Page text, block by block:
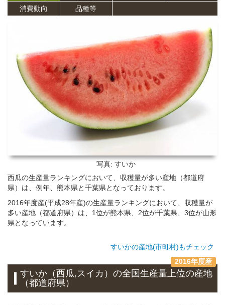
消費動向 品種等
写真: すいか
西瓜の生産量ランキングにおいて、収穫量が多い産地（都道府
県）は、例年、熊本県と千葉県となっております。
2016年度産(平成28年産)の生産量ランキングにおいて、収穫量が
多い産地（都道府県）は、1位が熊本県、2位が千葉県、3位が山形
県となっています。
すいかの産地(市町村)もチェック
2016年度産
すいか（西瓜,スイカ）の全国生産量上位の産地
（都道府県）